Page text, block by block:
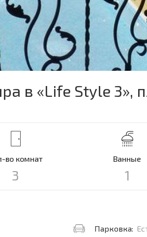
в «Life Style 3»,
во комнат
3
Ванные
1
Парковка: